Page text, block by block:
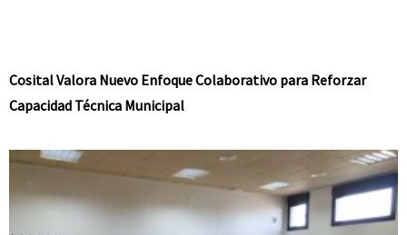
Cosital Valora Nuevo Enfoque Colaborativo para Reforzar
Capacidad Técnica Municipal